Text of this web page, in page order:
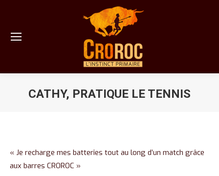
CATHY, PRATIQUE LE TENNIS
« Je recharge mes batteries tout au long d’un match grâce
aux barres CROROC »